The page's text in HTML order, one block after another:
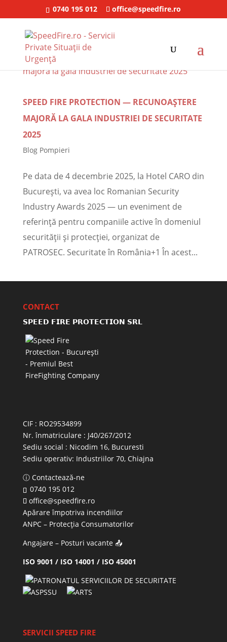
0740 195 012 office@speedfire.ro
SPEED FIRE PROTECTION — RECUNOAȘTERE
MAJORĂ LA GALA INDUSTRIEI DE SECURITATE
2025
Blog Pompieri
Pe data de 4 decembrie 2025, la Hotel CARO din
București, va avea loc Romanian Security
Industry Awards 2025 — un eveniment de
referință pentru companiile active în domeniul
securității și protecției, organizat de
PATROSEC. Securitate în România+1 În acest...
CONTACT
𝗦𝗣𝗘𝗘𝗗 𝗙𝗜𝗥𝗘 𝗣𝗥𝗢𝗧𝗘𝗖𝗧𝗜𝗢𝗡 𝗦𝗥𝗟
CIF : RO29534899
Nr. înmatriculare : J40/267/2012
Sediu social : Nicodim 16, Bucuresti
Sediu operativ: Industriilor 70, Chiajna
ⓘ Contactează-ne
0740 195 012
office@speedfire.ro
Apărare împotriva incendiilor
ANPC– Protecția Consumatorilor
Angajare – Posturi vacante📤
ISO 9001 / ISO 14001 / ISO 45001
SERVICII SPEED FIRE